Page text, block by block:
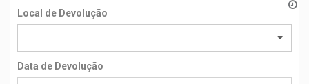
Local de Devolução
Data de Devolução